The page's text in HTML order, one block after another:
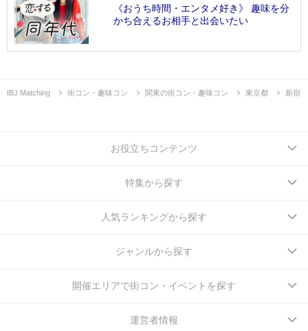
《おうち時間・エンタメ好き》 趣味を分
かち合えるお相手と出会いたい
IBJ Matching 街コン・趣味コン 関東の街コン・趣味コン 東京都 新宿
お役立ちコンテンツ
特集から探す
人気ランキングから探す
ジャンルから探す
開催エリアで街コン・イベントを探す
運営者情報